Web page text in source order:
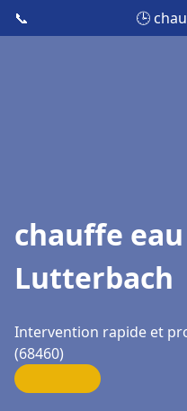
📞 🕒
chauffe
Lutterbach
Intervention rapide et
(68460)